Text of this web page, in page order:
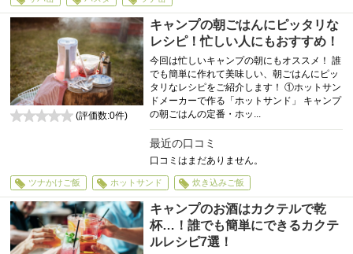
キャンプの朝ごはんにピッタリな
レシピ！忙しい人にもおすすめ！
今回は忙しいキャンプの朝にもオススメ！ 誰
でも簡単に作れて美味しい、朝ごはんにピッ
タリなレシピをご紹介します！ ①ホットサン
ドメーカーで作る「ホットサンド」 キャンプ
の朝ごはんの定番・ホッ...
最近の口コミ
口コミはまだありません。
(評価数:0件)
ツナかけご飯 ホットサンド 炊き込みご飯
キャンプのお酒はカクテルで乾
杯…！誰でも簡単にできるカクテ
ルレシピ7選！